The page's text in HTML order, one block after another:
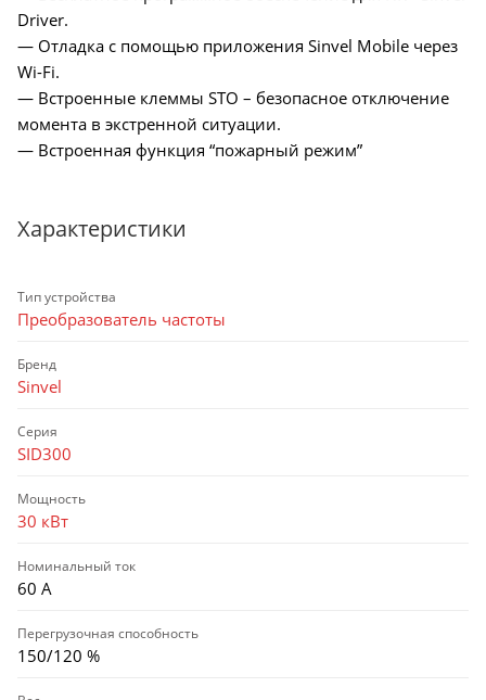
Driver.
— Отладка с помощью приложения Sinvel Mobile через
Wi-Fi.
— Встроенные клеммы STO – безопасное отключение
момента в экстренной ситуации.
— Встроенная функция “пожарный режим”
Характеристики
Тип устройства
Преобразователь частоты
Бренд
Sinvel
Серия
SID300
Мощность
30 кВт
Номинальный ток
60 А
Перегрузочная способность
150/120 %